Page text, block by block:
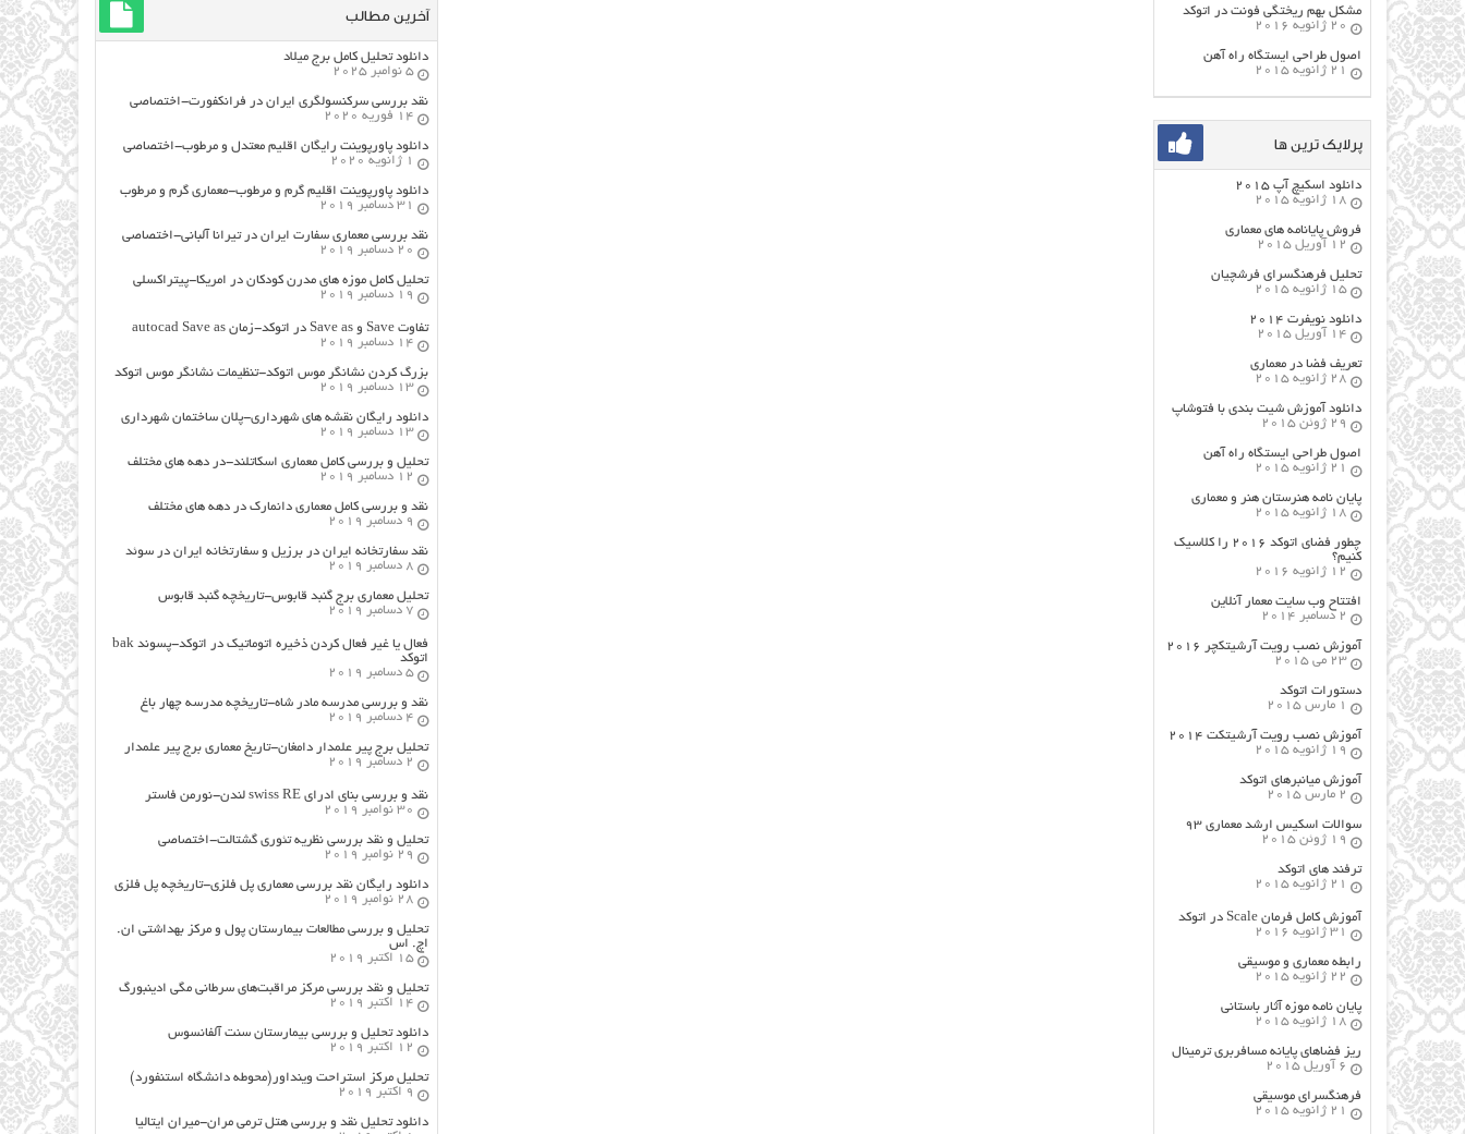
مشکل بهم ریختگی فونت در اتوکد
20 ژانویه 2016
اصول طراحي ایستگاه راه آهن
21 ژانویه 2015
پرلایک ترین ها
دانلود اسکیچ آپ ۲۰۱۵
18 ژانویه 2015
فروش پایانامه های معماری
12 آوریل 2015
تحلیل فرهنگسرای فرشچیان
15 ژانویه 2015
دانلود نویفرت ۲۰۱۴
14 آوریل 2015
تعریف فضا در معماری
28 ژانویه 2015
دانلود آموزش شیت بندی با فتوشاپ
29 ژوئن 2015
اصول طراحي ایستگاه راه آهن
21 ژانویه 2015
پایان نامه هنرستان هنر و معماري
18 ژانویه 2015
چطور فضای اتوکد ۲۰۱۶ را کلاسیک
کنیم؟
12 ژانویه 2016
افتتاح وب سایت معمار آنلاین
2 دسامبر 2014
آموزش نصب رویت آرشیتکچر ۲۰۱۶
23 می 2015
دستورات اتوکد
1 مارس 2015
آموزش نصب رویت آرشیتکت ۲۰۱۴
19 ژانویه 2015
آموزش میانبرهای اتوکد
2 مارس 2015
سوالات اسکیس ارشد معماری ۹۳
19 ژوئن 2015
ترفند های اتوکد
21 ژانویه 2015
آموزش کامل فرمان Scale در اتوکد
31 ژانویه 2016
رابطه معماری و موسیقی
22 ژانویه 2015
پایان نامه موزه آثار باستانی
18 ژانویه 2015
ریز فضاهای پایانه مسافربری ترمینال
6 آوریل 2015
فرهنگسراي موسيقي
21 ژانویه 2015
آخرین مطالب
دانلود تحلیل کامل برج میلاد
5 نوامبر 2025
نقد بررسی سرکنسولگری ایران در فرانکفورت-اختصاصی
14 فوریه 2020
دانلود پاورپوینت رایگان اقلیم معتدل و مرطوب-اختصاصی
1 ژانویه 2020
دانلود پاورپوینت اقلیم گرم و مرطوب-معماری گرم و مرطوب
31 دسامبر 2019
نقد بررسی معماری سفارت ایران در تیرانا آلبانی-اختصاصی
20 دسامبر 2019
تحلیل کامل موزه های مدرن کودکان در امریکا-پیتراکسلی
19 دسامبر 2019
تفاوت Save و Save as در اتوکد-زمان autocad Save as
14 دسامبر 2019
بزرگ کردن نشانگر موس اتوکد-تنظیمات نشانگر موس اتوکد
13 دسامبر 2019
دانلود رایگان نقشه های شهرداری-پلان ساختمان شهرداری
13 دسامبر 2019
تحلیل و بررسی کامل معماری اسکاتلند-در دهه های مختلف
12 دسامبر 2019
نقد و بررسی کامل معماری دانمارک در دهه های مختلف
9 دسامبر 2019
نقد سفارتخانه ایران در برزیل و سفارتخانه ایران در سوئد
8 دسامبر 2019
تحلیل معماری برج گنبد قابوس-تاریخچه گنبد قابوس
7 دسامبر 2019
فعال یا غیر فعال کردن ذخیره اتوماتیک در اتوکد-پسوند bak
اتوکد
5 دسامبر 2019
نقد و بررسی مدرسه مادر شاه-تاریخچه مدرسه چهار باغ
4 دسامبر 2019
تحلیل برج پیر علمدار دامغان-تاریخ معماری برج پیر علمدار
2 دسامبر 2019
نقد و بررسی بنای ادرای swiss RE لندن-نورمن فاستر
30 نوامبر 2019
تحلیل و نقد بررسی نظریه تئوری گشتالت-اختصاصی
29 نوامبر 2019
دانلود رایگان نقد بررسی معماری پل فلزی-تاریخچه پل فلزی
28 نوامبر 2019
تحلیل و بررسی مطالعات بیمارستان پول و مرکز بهداشتی ان.
اچ. اس
15 اکتبر 2019
تحلیل و نقد بررسی مرکز مراقبت‌های سرطانی مگی ادینبورگ
14 اکتبر 2019
دانلود تحلیل و بررسی بیمارستان سنت آلفانسوس
12 اکتبر 2019
تحلیل مرکز استراحت وینداور(محوطه دانشگاه استنفورد)
9 اکتبر 2019
دانلود تحلیل نقد و بررسی هتل ترمی مران-میران ایتالیا